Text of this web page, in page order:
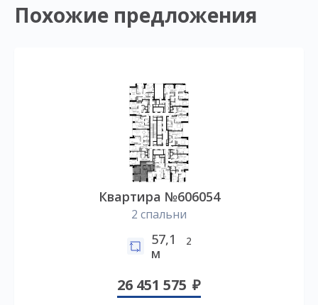
Похожие предложения
Квартира №606054
2 спальни
57,1
м
2
26 451 575